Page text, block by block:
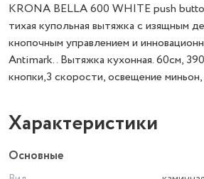
KRONA BELLA 600 WHITE push
тихая купольная вытяжка с изящным
кнопочным управлением и
Antimark.. Вытяжка кухонная. 60см,
кнопки,3 скорости, освещение миньон,
Характеристики
Основные